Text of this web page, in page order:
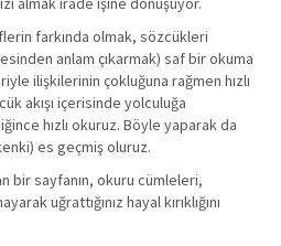
farkında olmak, sözcükleri
anlam çıkarmak) saf bir okuma
ilişkilerinin çokluğuna rağmen hızlı
akışı içerisinde yolculuğa
hızlı okuruz. Böyle yaparak da
es geçmiş oluruz.
bir sayfanın, okuru cümleleri,
uğrattığınız hayal kırıklığını